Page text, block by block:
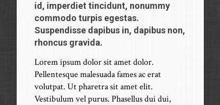
id, imperdiet tincidunt, nonummy
commodo turpis egestas.
Suspendisse dapibus in, dapibus non,
rhoncus gravida.
Lorem ipsum dolor sit amet dolor.
Pellentesque malesuada fames ac erat
volutpat. Ut pharetra sit amet elit.
Vestibulum vel purus. Phasellus dui dui,